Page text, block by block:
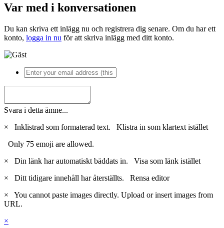
Var med i konversationen
Du kan skriva ett inlägg nu och registrera dig senare. Om du har ett
konto, logga in nu för att skriva inlägg med ditt konto.
Svara i detta ämne...
×
Inklistrad som formaterad text. Klistra in som klartext istället
Only 75 emoji are allowed.
×
Din länk har automatiskt bäddats in. Visa som länk istället
×
Ditt tidigare innehåll har återställts. Rensa editor
×
You cannot paste images directly. Upload or insert images from
URL.
×